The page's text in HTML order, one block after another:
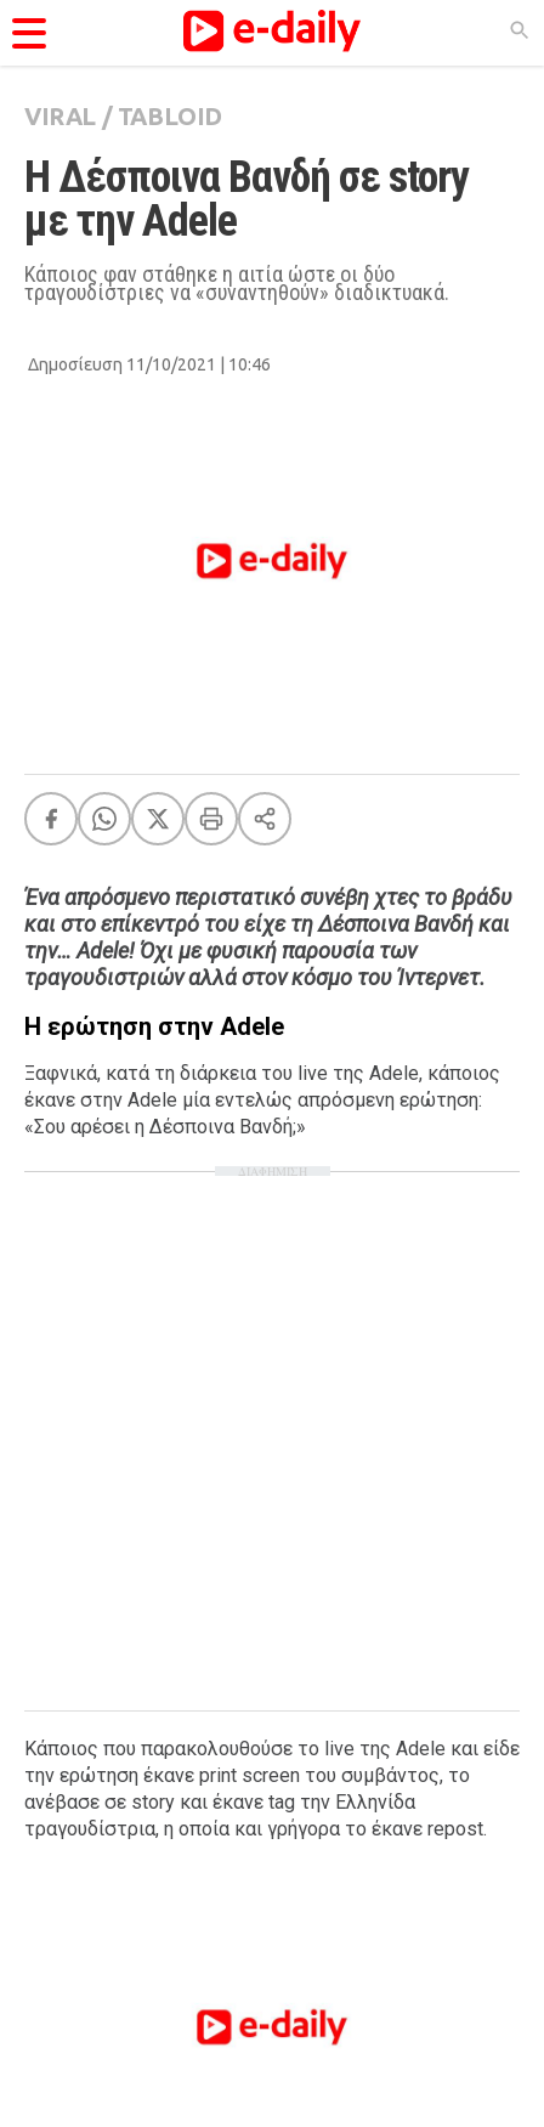
ΚΑΤΗΓΟΡΊΕΣ
Ειδήσεις
Θέματα
Videos
Podcasts
Viral
OMG LOL
Xmas
LIFE
Food
Body+Mind
Ταξίδια
Style
VIRAL / TABLOID
Η Δέσποινα Βανδή σε story
με την Adele
Κάποιος φαν στάθηκε η αιτία ώστε οι δύο
τραγουδίστριες να «συναντηθούν» διαδικτυακά.
Δημοσίευση 11/10/2021 | 10:46
Ένα απρόσμενο περιστατικό συνέβη χτες το βράδυ
και στο επίκεντρό του είχε τη Δέσποινα Βανδή και
την… Adele! Όχι με φυσική παρουσία των
τραγουδιστριών αλλά στον κόσμο του Ίντερνετ.
Η ερώτηση στην Adele
Ξαφνικά, κατά τη διάρκεια του live της Adele, κάποιος
έκανε στην Adele μία εντελώς απρόσμενη ερώτηση:
«Σου αρέσει η Δέσποινα Βανδή;»
ΔΙΑΦΗΜΙΣΗ
Κάποιος που παρακολουθούσε το live της Adele και είδε
την ερώτηση έκανε print screen του συμβάντος, το
ανέβασε σε story και έκανε tag την Ελληνίδα
τραγουδίστρια, η οποία και γρήγορα το έκανε repost.